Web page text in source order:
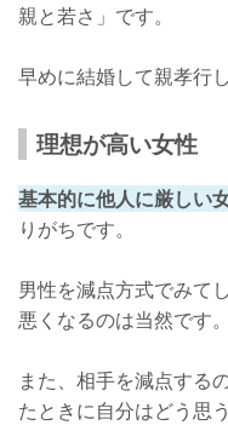
親と若さ」です。
早めに結婚して親孝行
理想が高い女性
基本的に他人に厳しい
りがちです。
男性を減点方式でみて
悪くなるのは当然です。
また、相手を減点する
たときに自分はどう思